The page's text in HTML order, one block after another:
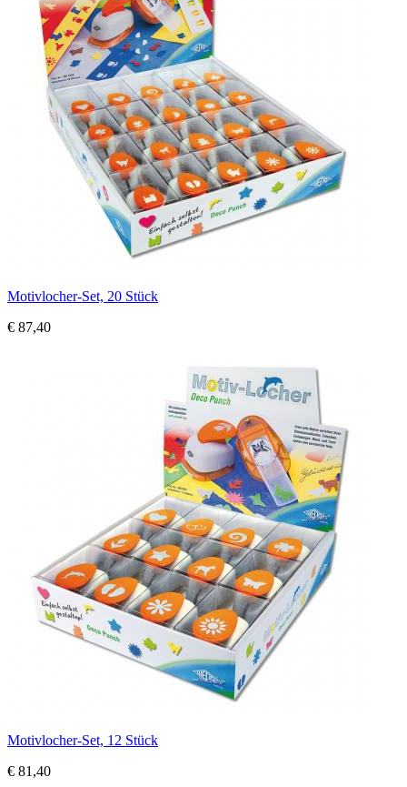
Motivlocher-Set, 20 Stück
€ 87,40
Motivlocher-Set, 12 Stück
€ 81,40